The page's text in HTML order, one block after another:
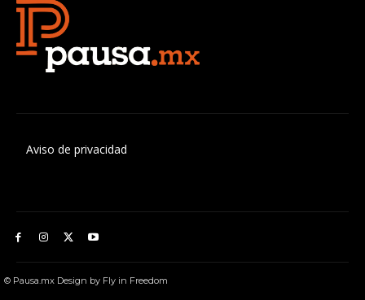
Aviso de privacidad
© Pausa.mx Design by Fly in Freedom